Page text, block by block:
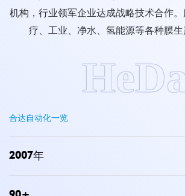
机构，行业领军企业达成战略技术合作
疗、工业、净水、氢能源等各种膜生
HeD
合达自动化一览
2007年